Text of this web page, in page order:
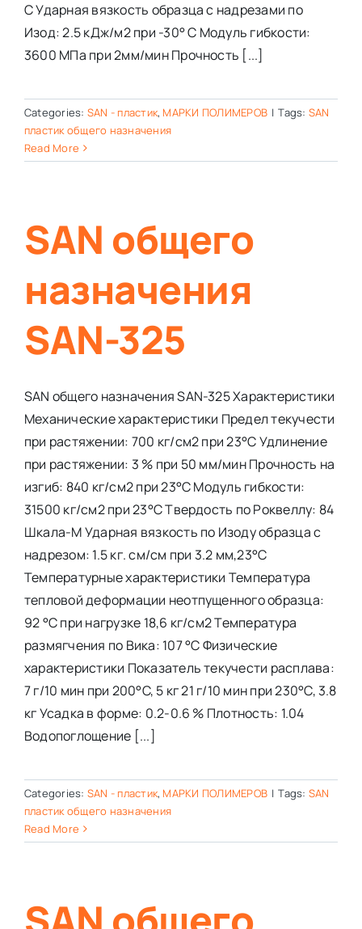
С Ударная вязкость образца с надрезами по
Изод: 2.5 кДж/м2 при -30° С Модуль гибкости:
3600 МПа при 2мм/мин Прочность [...]
Categories: SAN - пластик, МАРКИ ПОЛИМЕРОВ | Tags: SAN
пластик общего назначения
Read More
SAN общего
назначения
SAN-325
SAN общего назначения SAN-325 Характеристики
Механические характеристики Предел текучести
при растяжении: 700 кг/см2 при 23°С Удлинение
при растяжении: 3 % при 50 мм/мин Прочность на
изгиб: 840 кг/см2 при 23°С Модуль гибкости:
31500 кг/см2 при 23°С Твердость по Роквеллу: 84
Шкала-М Ударная вязкость по Изоду образца с
надрезом: 1.5 кг. см/см при 3.2 мм,23°C
Температурные характеристики Температура
тепловой деформации неотпущенного образца:
92 °C при нагрузке 18,6 кг/см2 Температура
размягчения по Вика: 107 °C Физические
характеристики Показатель текучести расплава:
7 г/10 мин при 200°C, 5 кг 21 г/10 мин при 230°C, 3.8
кг Усадка в форме: 0.2-0.6 % Плотность: 1.04
Водопоглощение [...]
Categories: SAN - пластик, МАРКИ ПОЛИМЕРОВ | Tags: SAN
пластик общего назначения
Read More